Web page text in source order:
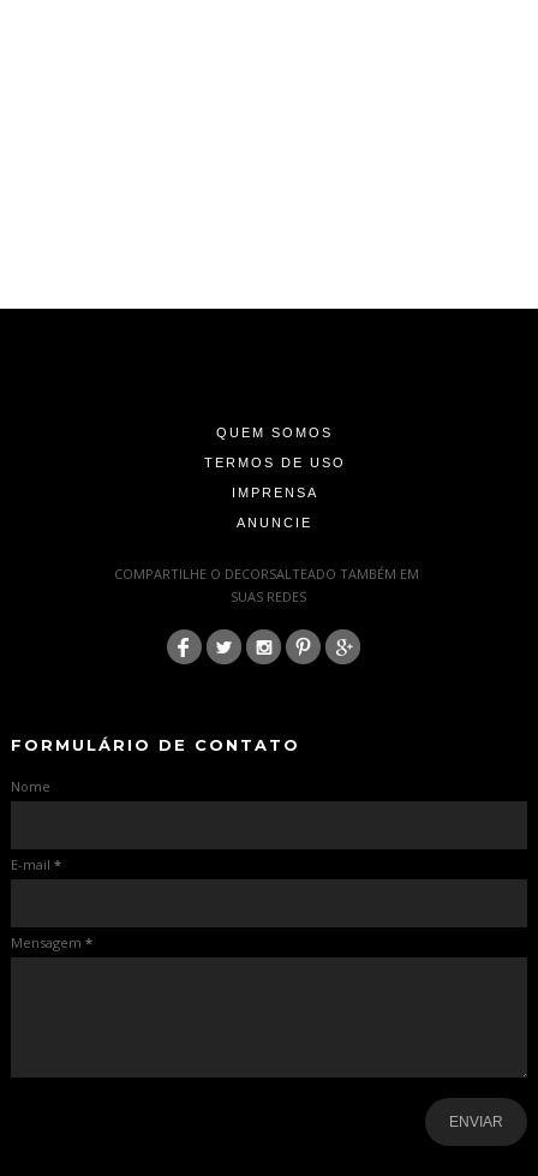
QUEM SOMOS
TERMOS DE USO
IMPRENSA
ANUNCIE
COMPARTILHE O DECORSALTEADO TAMBÉM EM
SUAS REDES
FORMULÁRIO DE CONTATO
Nome
E-mail *
Mensagem *